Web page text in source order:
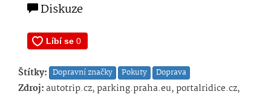
Diskuze
Štítky: Dopravní značky Pokuty Doprava
Zdroj:autotrip.cz, parking.praha.eu, portalridice.cz,